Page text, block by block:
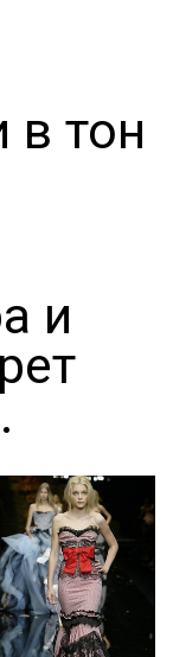
в тон
и